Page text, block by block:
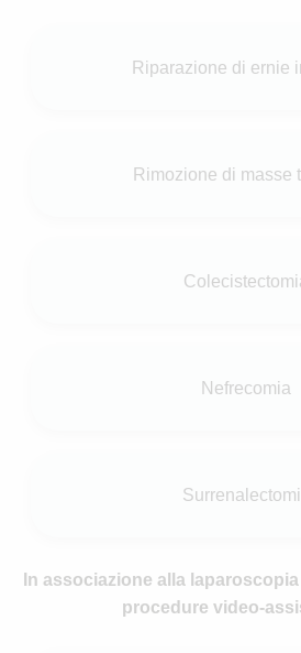
Riparazione di ernie
Rimozione di masse
Nefrecomia
In associazione alla
procedure video-